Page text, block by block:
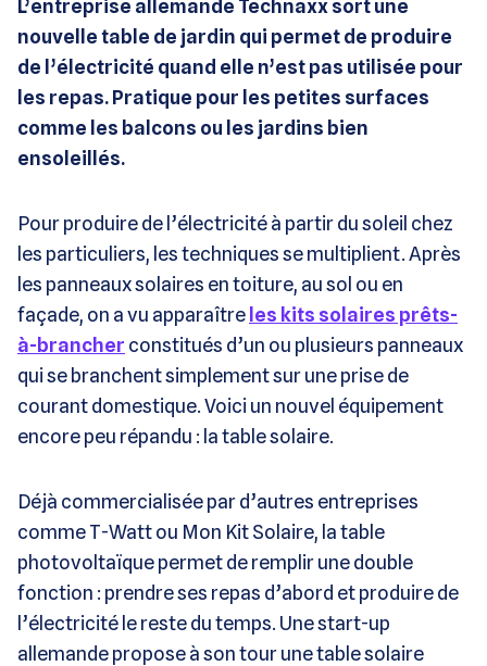
L’entreprise allemande Technaxx sort une
nouvelle table de jardin qui permet de produire
de l’électricité quand elle n’est pas utilisée pour
les repas. Pratique pour les petites surfaces
comme les balcons ou les jardins bien
ensoleillés.
Pour produire de l’électricité à partir du soleil chez
les particuliers, les techniques se multiplient. Après
les panneaux solaires en toiture, au sol ou en
façade, on a vu apparaîtreles kits solaires prêts-
à-brancher constitués d’un ou plusieurs panneaux
qui se branchent simplement sur une prise de
courant domestique. Voici un nouvel équipement
encore peu répandu : la table solaire.
Déjà commercialisée par d’autres entreprises
comme T-Watt ou Mon Kit Solaire, la table
photovoltaïque permet de remplir une double
fonction : prendre ses repas d’abord et produire de
l’électricité le reste du temps. Une start-up
allemande propose à son tour une table solaire